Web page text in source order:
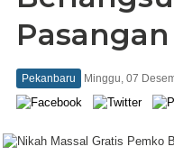
Pasangan
Pekanbaru Minggu, 07